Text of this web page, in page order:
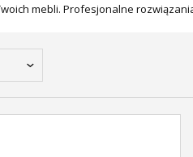
mebli. Profesjonalne